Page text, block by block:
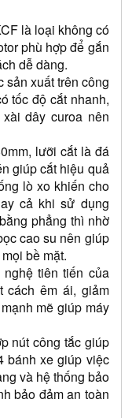
là loại không có
phù hợp để gắn
dễ dàng.
sản xuất trên công
tốc độ cắt nhanh,
dây curoa nên
lưỡi cắt là đá
giúp cắt hiệu quả
lò xo khiến cho
cả khi sử dụng
phẳng thì nhờ
cao su nên giúp
bề mặt.
tiên tiến của
cách êm ái, giảm
mẽ giúp máy
nút công tắc giúp
bánh xe giúp việc
và hệ thống bảo
bảo đảm an toàn